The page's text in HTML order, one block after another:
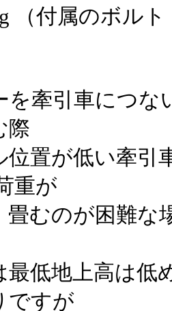
（付属のボル
牽引車につな
際
位置が低い牽引
重が
畳むのが困難な
最低地上高は低
ですが